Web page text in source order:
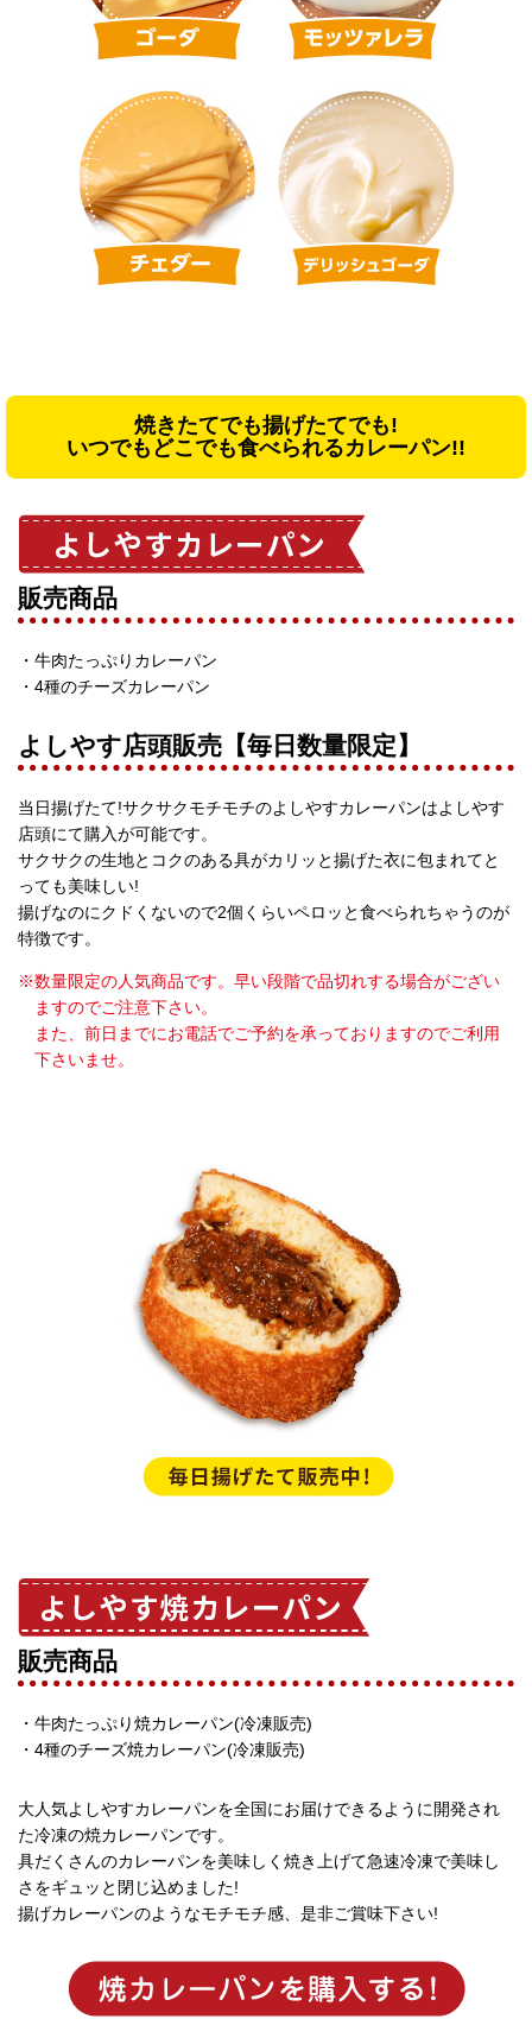
焼きたてでも揚げたてでも!
いつでもどこでも食べられるカレーパン!!
販売商品
・牛肉たっぷりカレーパン
・4種のチーズカレーパン
よしやす店頭販売【毎日数量限定】
当日揚げたて!サクサクモチモチのよしやすカレーパンはよしやす
店頭にて購入が可能です。
サクサクの生地とコクのある具がカリッと揚げた衣に包まれてと
っても美味しい!
揚げなのにクドくないので2個くらいペロッと食べられちゃうのが
特徴です。
※数量限定の人気商品です。早い段階で品切れする場合がござい
ますのでご注意下さい。
また、前日までにお電話でご予約を承っておりますのでご利用
下さいませ。
販売商品
・牛肉たっぷり焼カレーパン(冷凍販売)
・4種のチーズ焼カレーパン(冷凍販売)
大人気よしやすカレーパンを全国にお届けできるように開発され
た冷凍の焼カレーパンです。
具だくさんのカレーパンを美味しく焼き上げて急速冷凍で美味し
さをギュッと閉じ込めました!
揚げカレーパンのようなモチモチ感、是非ご賞味下さい!